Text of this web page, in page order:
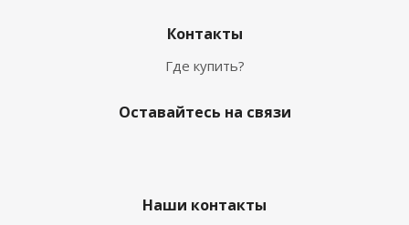
Контакты
Где купить?
Оставайтесь на связи
Наши контакты